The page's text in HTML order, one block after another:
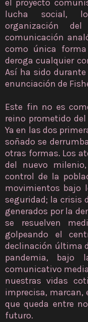
el proyecto
lucha social,
organización
comunicación
como única
deroga cualquier
Así ha sido
enunciación de
Este fin no es
reino prometido
Ya en las dos
soñado se
otras formas. Los
del nuevo
control de la
movimientos bajo
seguridad; la crisis
generados por la
se resuelven
golpeando el
declinación última
pandemia, bajo
comunicativo
nuestras vidas
imprecisa, marcan,
que queda entre
futuro.